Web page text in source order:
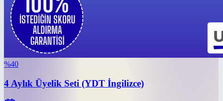
%40
4 Aylık Üyelik Seti (YDT İngilizce)